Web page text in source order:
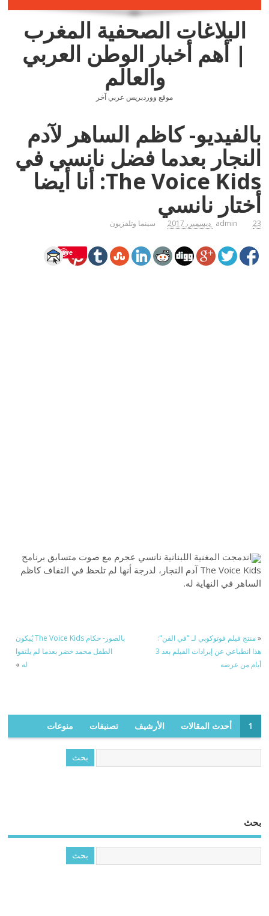
البلاغات الصحفية المغرب
| أهم أخبار الوطن العربي
والعالم
موقع ووردبريس عربي آخر
بالفيديو- كاظم الساهر لآدم
النجار بعدما فضل نانسي في
The Voice Kids: أنا أيضا
أختار نانسي
admin 23 ديسمبر، 2017 سينما وتلفزيون
Save
اندمجت المغنية اللبنانية نانسي عجرم مع صوت متسابق برنامج
The Voice Kids آدم النجار، لدرجة أنها لم تلحظ في التفاف كاظم
الساهر في النهاية له.
«منتج فيلم فوتوكوبي لـ "في الفن":
هذا انطباعي عن إيرادات الفيلم بعد 3
أيام من عرضه
بالصور- حكام The Voice Kids يُبكون
الطفل محمد خضر بعدما لم يلتفوا
له »
1 أحدث المقالات الأرشيف تصنيفات منوعات
بحث